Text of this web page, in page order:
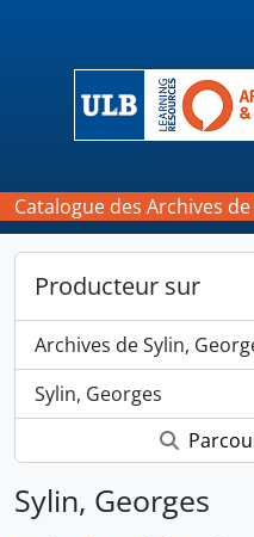
Catalogue des Archives
Producteur sur
Archives de Sylin,
Sylin, Georges
Sylin, Georges